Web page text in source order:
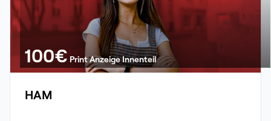
100€ Print Anzeige Innenteil
HAM